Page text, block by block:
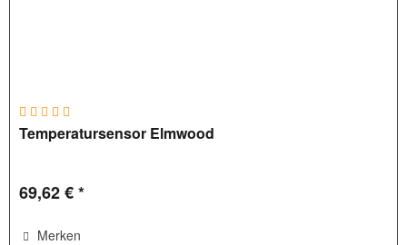
Temperatursensor Elmwood
69,62 € *
Merken